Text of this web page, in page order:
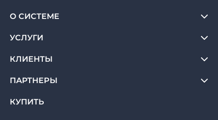
О СИСТЕМЕ
УСЛУГИ
КЛИЕНТЫ
ПАРТНЕРЫ
КУПИТЬ